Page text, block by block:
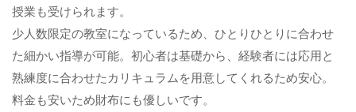
授業も受けられます。
少人数限定の教室になっているため、ひとりひとりに合わせ
た細かい指導が可能。初心者は基礎から、経験者には応用と
熟練度に合わせたカリキュラムを用意してくれるため安心。
料金も安いため財布にも優しいです。